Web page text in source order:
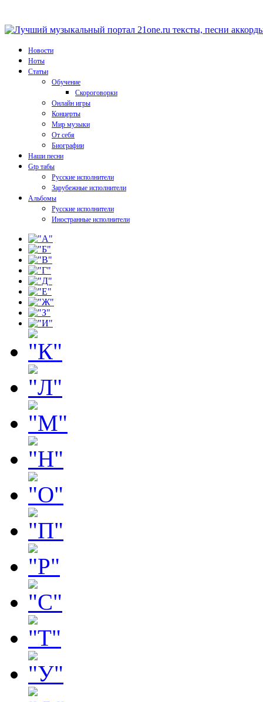
Новости
Ноты
Статьи
Обучение
Скороговорки
Онлайн игры
Концерты
Мир музыки
От себя
Биографии
Наши песни
Gtp табы
Русские исполнители
Зарубежные исполнители
Альбомы
Русские исполнители
Иностранные исполнители